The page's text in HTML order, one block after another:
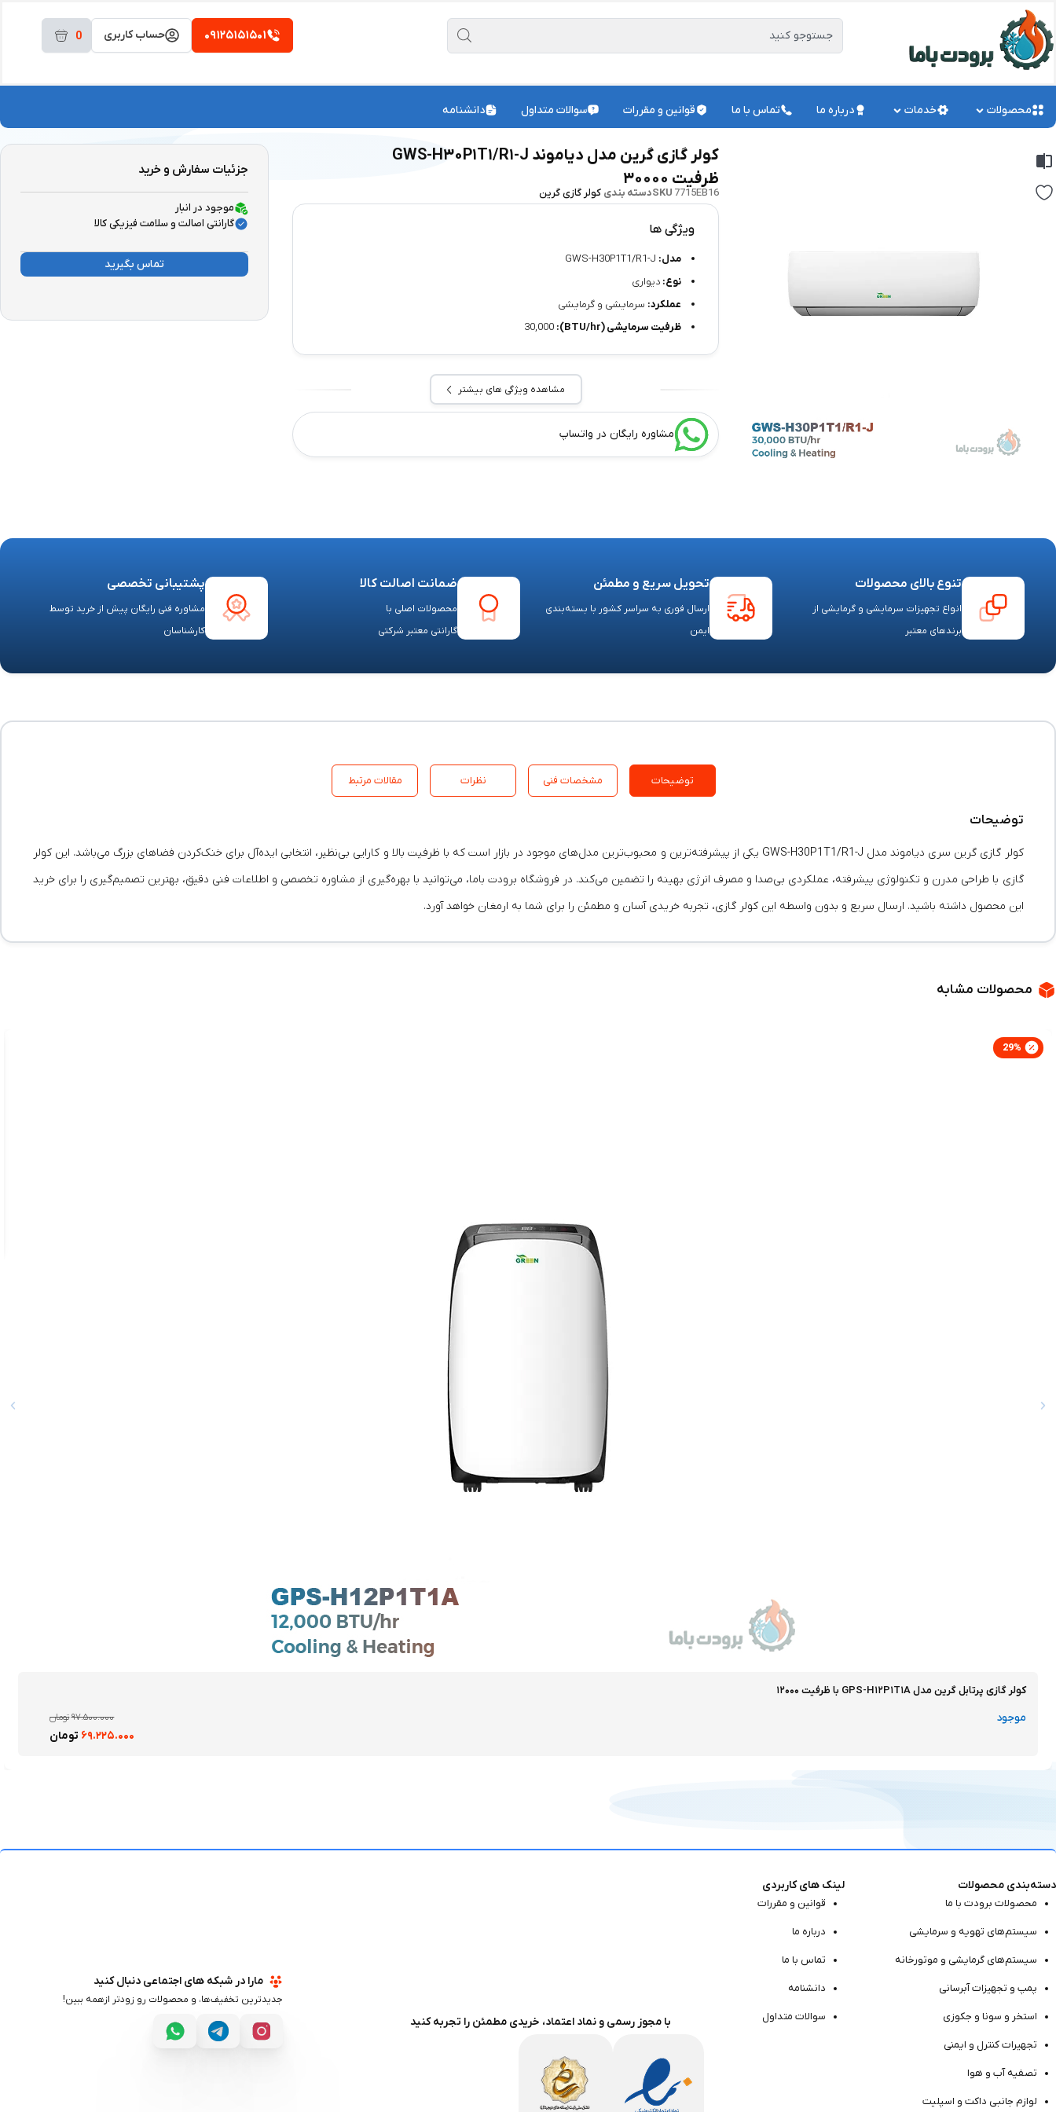
0 حساب کاربری ۰۹۱۲۵۱۵۱۵۰۱
محصولات خدمات درباره ما تماس با ما قوانین و مقررات سوالات متداول دانشنامه
کولر گازی گرین مدل دیاموند GWS-H۳۰P۱T۱/R۱-J
ظرفیت ۳۰۰۰۰
SKU 7715EB16 دسته بندی کولر گازی گرین
ویژگی ها
مدل:
نوع: دیواری
عملکرد: سرمایشی و گرمایشی
ظرفیت سرمایشی (BTU/hr):
مشاهده ویژگی های بیشتر
مشاوره رایگان در واتساپ
جزئیات سفارش و خرید
موجود در انبار
گارانتی اصالت و سلامت فیزیکی کالا
تماس بگیرید
تنوع بالای محصولات
انواع تجهیزات سرمایشی و گرمایشی از
برندهای معتبر
تحویل سریع و مطمئن
ارسال فوری به سراسر کشور با بسته‌بندی
ایمن
ضمانت اصالت کالا
محصولات اصلی با
گارانتی معتبر شرکتی
پشتیبانی تخصصی
مشاوره فنی رایگان پیش از خرید توسط
کارشناسان
توضیحات مشخصات فنی نظرات مقالات مرتبط
توضیحات
کولر گازی گرین سری دیاموند مدل GWS-H30P1T1/R1-J یکی از پیشرفته‌ترین و محبوب‌ترین مدل‌های موجود در بازار است که با ظرفیت بالا و کارایی بی‌نظیر، انتخابی ایده‌آل برای خنک‌کردن فضاهای بزرگ می‌باشد. این کولر
گازی با طراحی مدرن و تکنولوژی پیشرفته، عملکردی بی‌صدا و مصرف انرژی بهینه را تضمین می‌کند. در فروشگاه برودت باما، می‌توانید با بهره‌گیری از مشاوره تخصصی و اطلاعات فنی دقیق، بهترین تصمیم‌گیری را برای خرید
این محصول داشته باشید. ارسال سریع و بدون واسطه این کولر گازی، تجربه خریدی آسان و مطمئن را برای شما به ارمغان خواهد آورد.
محصولات مشابه
29%
کولر گازی پرتابل گرین مدل GPS-H۱۲P۱T۱A با ظرفیت ۱۲۰۰۰
موجود ۹۷.۵۰۰.۰۰۰تومان
۶۹.۲۲۵.۰۰۰ تومان
دسته‌بندی محصولات
محصولات برودت با ما
سیستم‌های تهویه و سرمایشی
سیستم‌های گرمایشی و موتور‌خانه
پمپ و تجهیزات آبرسانی
استخر و سونا و جکوزی
تجهیرات کنترل و ایمنی
تصفیه آب و هوا
لوازم جانبی داکت و اسپلیت
لینک های کاربردی
قوانین و مقررات
درباره ما
تماس با ما
دانشنامه
سوالات متداول با مجوز رسمی و نماد اعتماد، خریدی مطمئن را تجربه کنید
مارا در شبکه های اجتماعی دنبال کنید
جدیدترین تخفیف‌ها، و محصولات رو زودتر ازهمه ببین!